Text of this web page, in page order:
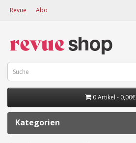
Revue Abo
0 Artikel - 0,00€
Kategorien